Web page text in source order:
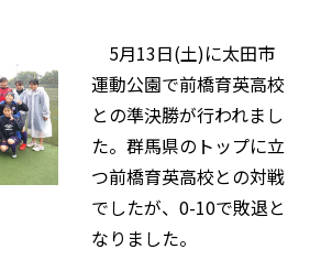
5月13日(土)に太田市
運動公園で前橋育英高校
との準決勝が行われまし
た。群馬県のトップに立
つ前橋育英高校との対戦
でしたが、0-10で敗退と
なりました。